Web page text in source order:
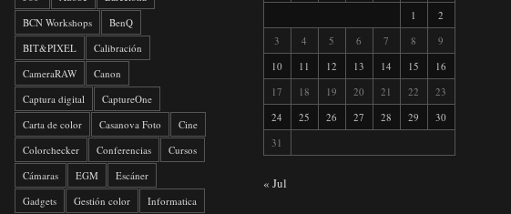
BCN Workshops
BenQ
BIT&PIXEL
Calibración
CameraRAW
Canon
Captura digital
CaptureOne
Carta de color
Casanova Foto
Cine
Colorchecker
Conferencias
Cursos
Cámaras
EGM
Escáner
Gadgets
Gestión color
Informatica
1
2
3
4 5 6 7 8
9
10
11 12 13 14 15
16
17
18 19 20 21 22
23
24
25 26 27 28 29
30
31
« Jul